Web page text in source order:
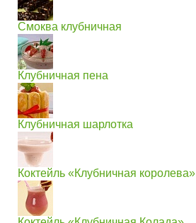
Смоква клубничная
Клубничная пена
Клубничная шарлотка
Коктейль «Клубничная королева»